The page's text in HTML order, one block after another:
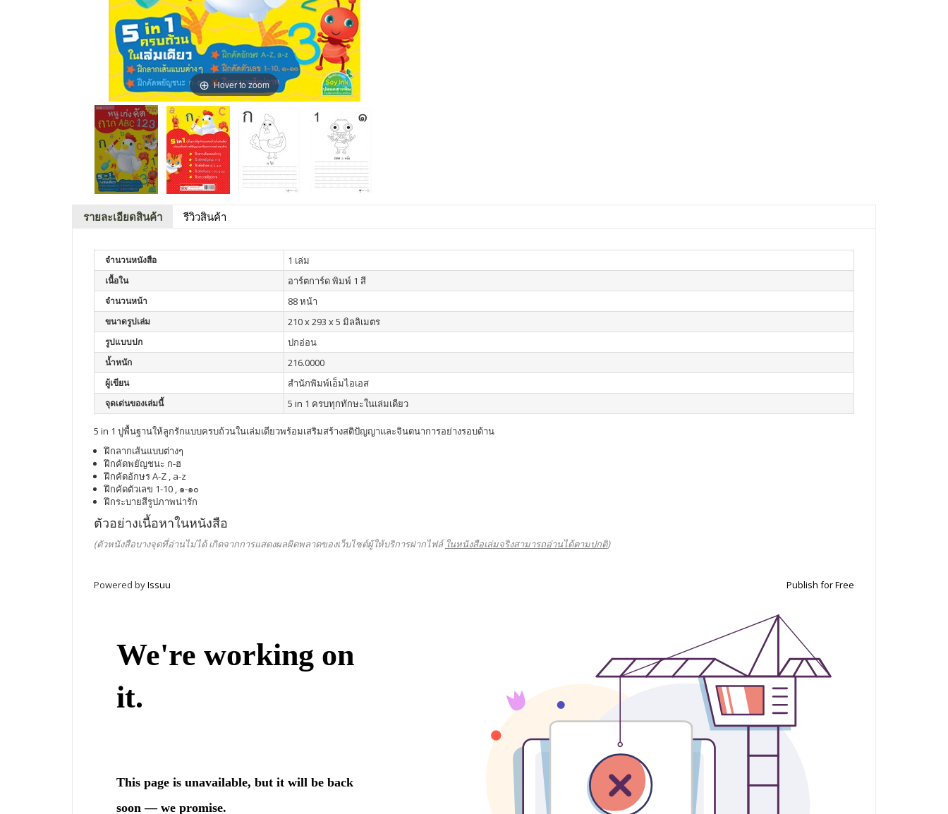
Hover to zoom
รายละเอียดสินค้า รีวิวสินค้า
จำนวนหนังสือ 1 เล่ม
เนื้อใน อาร์ตการ์ด พิมพ์ 1 สี
จำนวนหน้า 88 หน้า
ขนาดรูปเล่ม 210 x 293 x 5 มิลลิเมตร
รูปแบบปก ปกอ่อน
น้ำหนัก 216.0000
ผู้เขียน สำนักพิมพ์เอ็มไอเอส
จุดเด่นของเล่มนี้ 5 in 1 ครบทุกทักษะในเล่มเดียว
5 in 1 ปูพื้นฐานให้ลูกรักแบบครบถ้วนในเล่มเดียวพร้อมเสริมสร้างสติปัญญาและจินตนาการอย่างรอบด้าน
ฝึกลากเส้นแบบต่างๆ
ฝึกคัดพยัญชนะ ก-ฮ
ฝึกคัดอักษร A-Z , a-z
ฝึกคัดตัวเลข 1-10 , ๑-๑๐
ฝึกระบายสีรูปภาพน่ารัก
ตัวอย่างเนื้อหาในหนังสือ
(ตัวหนังสือบางจุดที่อ่านไม่ได้ เกิดจากการแสดงผลผิดพลาดของเว็บไซต์ผู้ให้บริการฝากไฟล์ ในหนังสือเล่มจริงสามารถอ่านได้ตามปกติ)
Powered byIssuu Publish for Free